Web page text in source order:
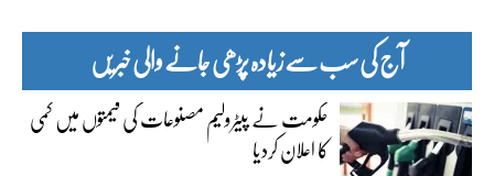
آج کی سب سے زیادہ پڑھی جانے والی خبریں
حکومت نے پیٹرولیم مصنوعات کی قیمتوں میں کمی
کا اعلان کردیا